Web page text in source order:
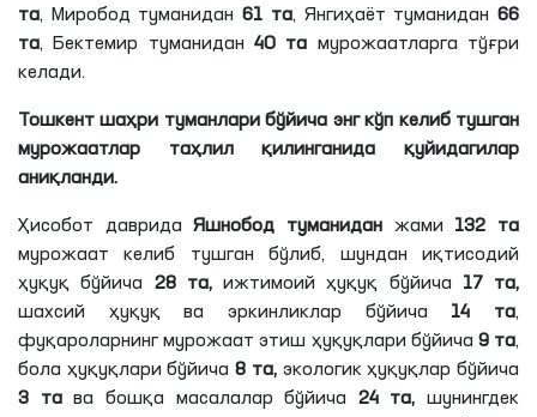
та, Миробод туманидан61 та, Янгиҳаёт туманидан66
та, Бектемир туманидан 40 та мурожаатларга тўғри
келади.
Тошкент шаҳри туманлари бўйича энг кўп келиб тушган
мурожаатлар таҳлил қилинганида қуйидагилар
аниқланди.
Ҳисобот давридаЯшнобод туманидан жами 132 та
мурожаат келиб тушган бўлиб, шундан иқтисодий
ҳуқуқ бўйича 28 та, ижтимоий ҳуқуқ бўйича 17 та,
шахсий ҳуқуқ ва эркинликлар бўйича 14 та,
фуқароларнинг мурожаат этиш ҳуқуқлари бўйича 9 та,
бола ҳуқуқлари бўйича8 та, экологик ҳуқуқлар бўйича
3 тава бошқа масалалар бўйича 24 та, шунингдек